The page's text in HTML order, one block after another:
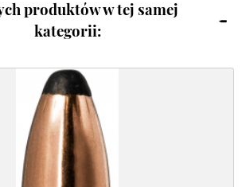
produktów w tej samej
kategorii: